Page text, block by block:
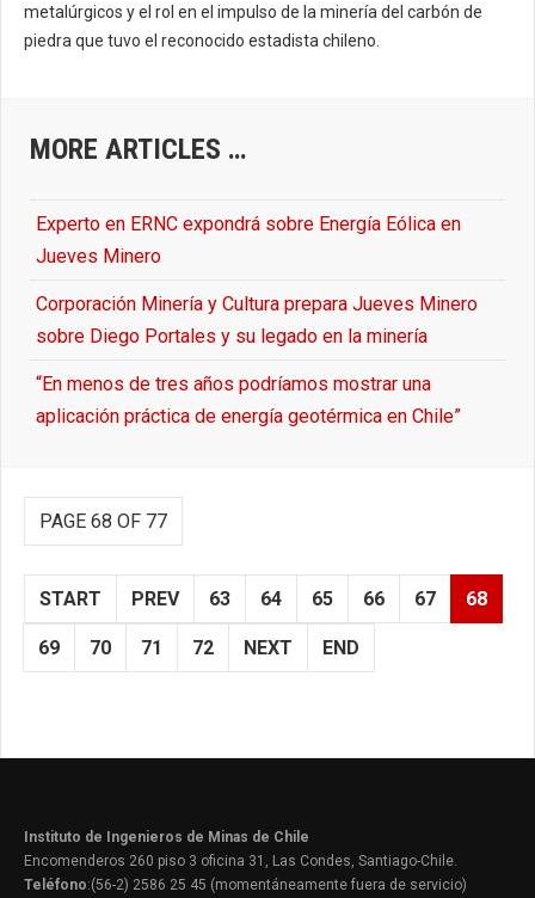
metalúrgicos y el rol en el impulso de la minería del carbón de
piedra que tuvo el reconocido estadista chileno.
MORE ARTICLES …
Experto en ERNC expondrá sobre Energía Eólica en
Jueves Minero
Corporación Minería y Cultura prepara Jueves Minero
sobre Diego Portales y su legado en la minería
“En menos de tres años podríamos mostrar una
aplicación práctica de energía geotérmica en Chile”
PAGE 68 OF 77
START PREV 63 64 65 66 67 68
69 70 71 72 NEXT END
Instituto de Ingenieros de Minas de Chile
Encomenderos 260 piso 3 oficina 31, Las Condes, Santiago-Chile.
Teléfono:(56-2) 2586 25 45 (momentáneamente fuera de servicio)